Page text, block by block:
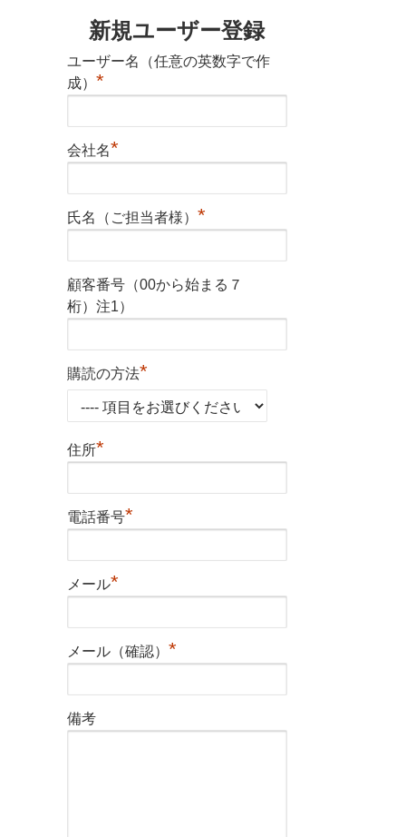
新規ユーザー登録
ユーザー名（任意の英数字で作
成） *
会社名*
氏名（ご担当者様） *
顧客番号（00から始まる７
桁）注1）
購読の方法*
住所*
電話番号*
メール*
メール（確認） *
備考